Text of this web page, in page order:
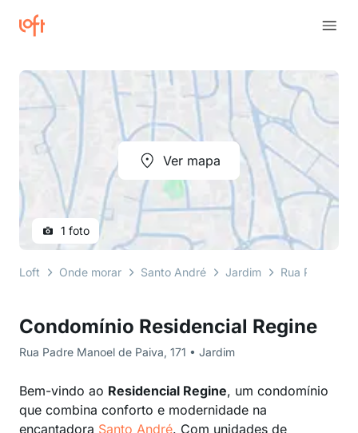
Condomínio Residencial Regine
Rua Padre Manoel de Paiva, 171 • Jardim
Bem-vindo ao Residencial Regine, um condomínio
que combina conforto e modernidade na
encantadora Santo André. Com unidades de
Ver mapa
1 foto
Loft Onde morar Santo André Jardim Rua Padre